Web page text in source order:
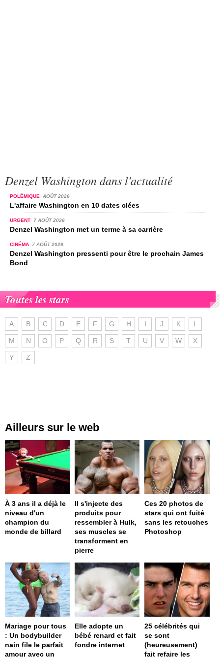
Denzel Washington dans l'actualité
POLÉMIQUE AOÛT 2026
L'affaire Washington en 10 dates clées
URGENT 7 AOÛT 2026
Denzel Washington met un terme à sa carrière
CINÉMA 7 AOÛT 2026
Denzel Washington pressenti pour être le prochain James
Bond
Toutes les stars
A B C D E F G H I J K L
M N O P Q R S T U V W X
Y Z
Ailleurs sur le web
À 3 ans il a déjà le
niveau d'un
champion du
monde de billard
Il s'injecte des
produits pour
ressembler à Hulk,
ses muscles se
transforment en
pierre
Ces 20 photos de
stars qui ont fuité
sans les retouches
Photoshop
Mariage pour tous
: Un bodybuilder
nain file le parfait
amour avec un
Elle adopte un
bébé renard et fait
fondre internet
25 célébrités qui
se sont
(heureusement)
fait refaire les